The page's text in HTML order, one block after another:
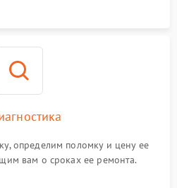
определим поломку и цену ее
вам о сроках ее ремонта.